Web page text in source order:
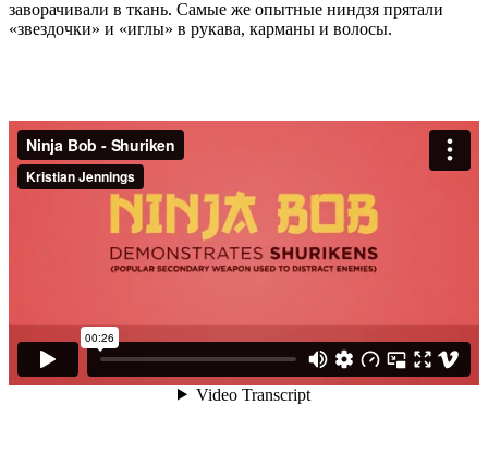
заворачивали в ткань. Самые же опытные ниндзя прятали
«звездочки» и «иглы» в рукава, карманы и волосы.